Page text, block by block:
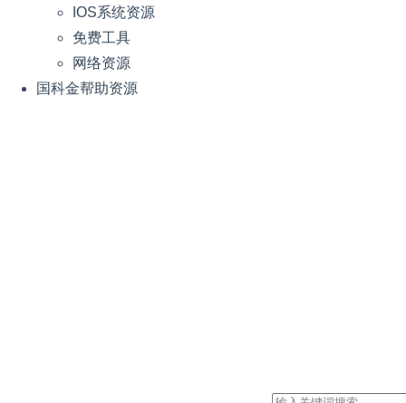
IOS系统资源
免费工具
网络资源
国科金帮助资源